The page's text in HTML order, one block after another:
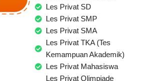
Les Privat SD
Les Privat SMP
Les Privat SMA
Les Privat TKA (Tes
Kemampuan Akademik)
Les Privat Mahasiswa
Les Privat Olimpiade